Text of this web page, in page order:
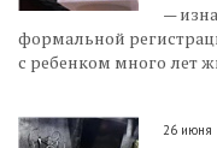
—
формальной
с ребенком много лет
26 июня